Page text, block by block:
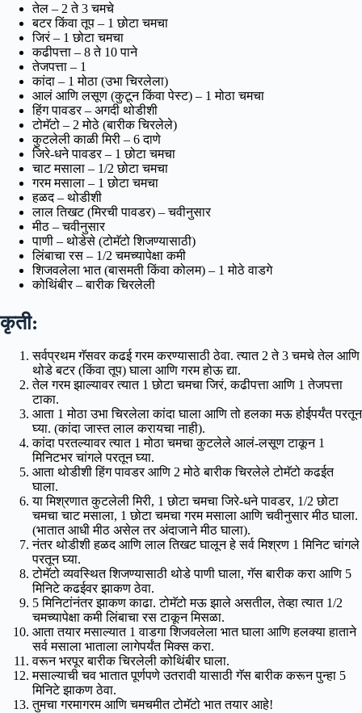
तेल – 2 ते 3 चमचे
बटर किंवा तूप – 1 छोटा चमचा
जिरं – 1 छोटा चमचा
कढीपत्ता – 8 ते 10 पाने
तेजपत्ता – 1
कांदा – 1 मोठा (उभा चिरलेला)
आलं आणि लसूण (कुटून किंवा पेस्ट) – 1 मोठा चमचा
हिंग पावडर – अगदी थोडीशी
टोमॅटो – 2 मोठे (बारीक चिरलेले)
कुटलेली काळी मिरी – 6 दाणे
जिरे-धने पावडर – 1 छोटा चमचा
चाट मसाला – 1/2 छोटा चमचा
गरम मसाला – 1 छोटा चमचा
हळद – थोडीशी
लाल तिखट (मिरची पावडर) – चवीनुसार
मीठ – चवीनुसार
पाणी – थोडेसे (टोमॅटो शिजण्यासाठी)
लिंबाचा रस – 1/2 चमच्यापेक्षा कमी
शिजवलेला भात (बासमती किंवा कोलम) – 1 मोठे वाडगे
कोथिंबीर – बारीक चिरलेली
कृती:
सर्वप्रथम गॅसवर कढई गरम करण्यासाठी ठेवा. त्यात 2 ते 3 चमचे तेल आणि
थोडे बटर (किंवा तूप) घाला आणि गरम होऊ द्या.
तेल गरम झाल्यावर त्यात 1 छोटा चमचा जिरं, कढीपत्ता आणि 1 तेजपत्ता
टाका.
आता 1 मोठा उभा चिरलेला कांदा घाला आणि तो हलका मऊ होईपर्यंत परतून
घ्या. (कांदा जास्त लाल करायचा नाही).
कांदा परतल्यावर त्यात 1 मोठा चमचा कुटलेले आलं-लसूण टाकून 1
मिनिटभर चांगले परतून घ्या.
आता थोडीशी हिंग पावडर आणि 2 मोठे बारीक चिरलेले टोमॅटो कढईत
घाला.
या मिश्रणात कुटलेली मिरी, 1 छोटा चमचा जिरे-धने पावडर, 1/2 छोटा
चमचा चाट मसाला, 1 छोटा चमचा गरम मसाला आणि चवीनुसार मीठ घाला.
(भातात आधी मीठ असेल तर अंदाजाने मीठ घाला).
नंतर थोडीशी हळद आणि लाल तिखट घालून हे सर्व मिश्रण 1 मिनिट चांगले
परतून घ्या.
टोमॅटो व्यवस्थित शिजण्यासाठी थोडे पाणी घाला, गॅस बारीक करा आणि 5
मिनिटे कढईवर झाकण ठेवा.
5 मिनिटांनंतर झाकण काढा. टोमॅटो मऊ झाले असतील, तेव्हा त्यात 1/2
चमच्यापेक्षा कमी लिंबाचा रस टाकून मिसळा.
आता तयार मसाल्यात 1 वाडगा शिजवलेला भात घाला आणि हलक्या हाताने
सर्व मसाला भाताला लागेपर्यंत मिक्स करा.
वरून भरपूर बारीक चिरलेली कोथिंबीर घाला.
मसाल्याची चव भातात पूर्णपणे उतरावी यासाठी गॅस बारीक करून पुन्हा 5
मिनिटे झाकण ठेवा.
तुमचा गरमागरम आणि चमचमीत टोमॅटो भात तयार आहे!